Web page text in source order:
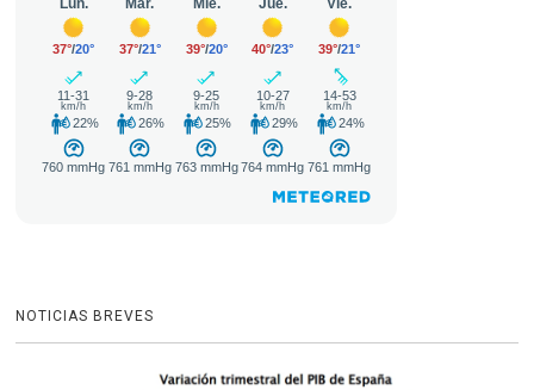
NOTICIAS BREVES